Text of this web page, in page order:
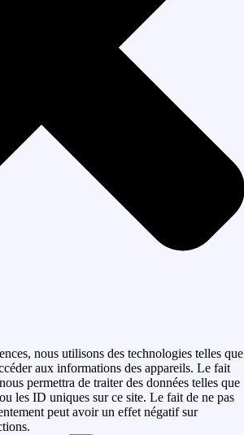
nous utilisons des technologies telles que
aux informations des appareils. Le fait
permettra de traiter des données telles que
les ID uniques sur ce site. Le fait de ne pas
peut avoir un effet négatif sur